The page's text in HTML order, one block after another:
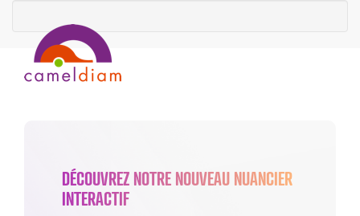
DÉCOUVREZ NOTRE NOUVEAU NUANCIER
INTERACTIF